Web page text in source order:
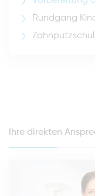
Rundgang
Ihre direkten